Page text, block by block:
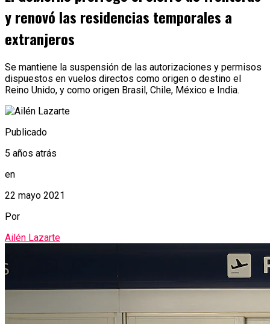
y renovó las residencias temporales a
extranjeros
Se mantiene la suspensión de las autorizaciones y permisos
dispuestos en vuelos directos como origen o destino el
Reino Unido, y como origen Brasil, Chile, México e India.
Publicado
5 años atrás
en
22 mayo 2021
Por
Ailén Lazarte